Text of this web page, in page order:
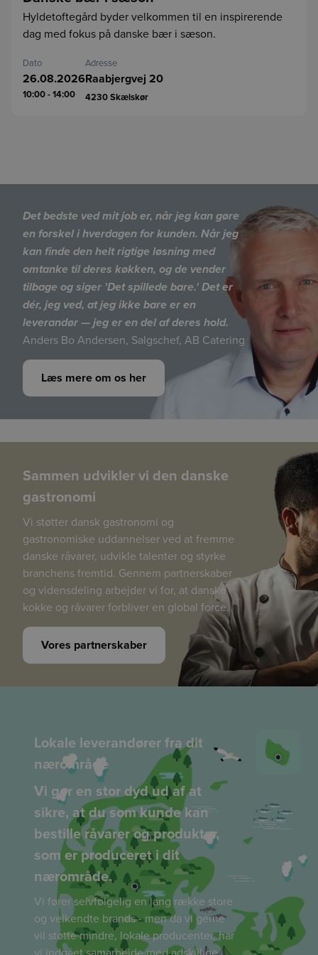
Hyldetoftegård byder velkommen til en inspirerende
dag med fokus på danske bær i sæson.
Dato
26.08.2026
10:00 - 14:00
Adresse
Raabjergvej 20
4230Skælskør
Det bedste ved mit job er, når jeg kan gøre
en forskel i hverdagen for kunden. Når jeg
kan finde den helt rigtige løsning med
omtanke til deres køkken, og de vender
tilbage og siger 'Det spillede bare.' Det er
dér, jeg ved, at jeg ikke bare er en
leverandør — jeg er en del af deres hold.
Anders Bo Andersen, Salgschef, AB Catering
Læs mere om os her
Sammen udvikler vi den danske
gastronomi
Vi støtter dansk gastronomi og
gastronomiske uddannelser ved at fremme
danske råvarer, udvikle talenter og styrke
branchens fremtid. Gennem partnerskaber
og vidensdeling arbejder vi for, at danske
kokke og råvarer forbliver en global force.
Vores partnerskaber
Lokale leverandører fra dit
nærområde
Vi gør en stor dyd ud af at
sikre, at du som kunde kan
bestille råvarer og produkter,
som er produceret i dit
nærområde.
Vi fører selvfølgelig en lang række store
og velkendte brands - men da vi gerne
vil støtte mindre, lokale producenter, har